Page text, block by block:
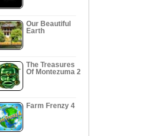
Our Beautiful
Earth
The Treasures
Of Montezuma 2
Farm Frenzy 4